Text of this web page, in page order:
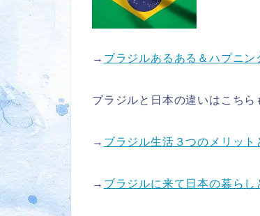
→ ブラジルあるある＆ハプニン
ブラジルと日本の違いはこちら
→ ブラジル生活３つのメリット
→ ブラジルに来て日本の暮らし